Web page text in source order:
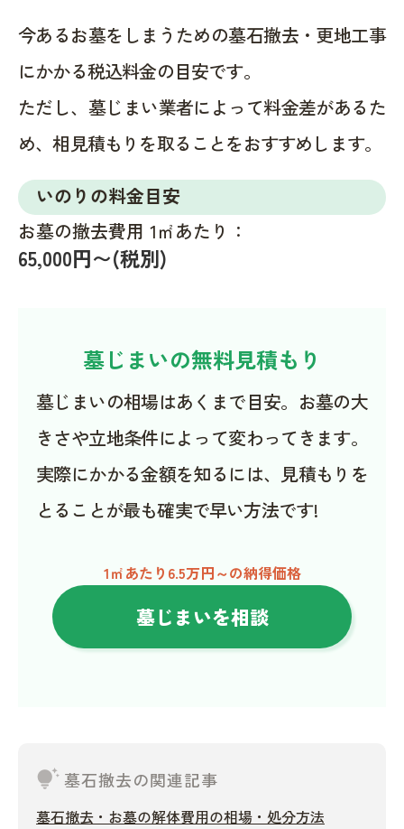
今あるお墓をしまうための墓石撤去・更地工事
にかかる税込料金の目安です。
ただし、墓じまい業者によって料金差があるた
め、相見積もりを取ることをおすすめします。
いのりの料金目安
お墓の撤去費用 1㎡あたり：
65,000円〜(税別)
墓じまいの無料見積もり
墓じまいの相場はあくまで目安。お墓の大
きさや立地条件によって変わってきます。
実際にかかる金額を知るには、見積もりを
とることが最も確実で早い方法です!
1㎡あたり6.5万円～の納得価格
墓じまいを相談
tips_and_updates墓石撤去の関連記事
墓石撤去・お墓の解体費用の相場・処分方法